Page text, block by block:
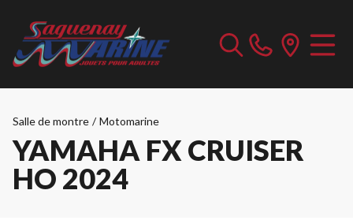
Salle de montre / Motomarine
YAMAHA FX CRUISER
HO 2024